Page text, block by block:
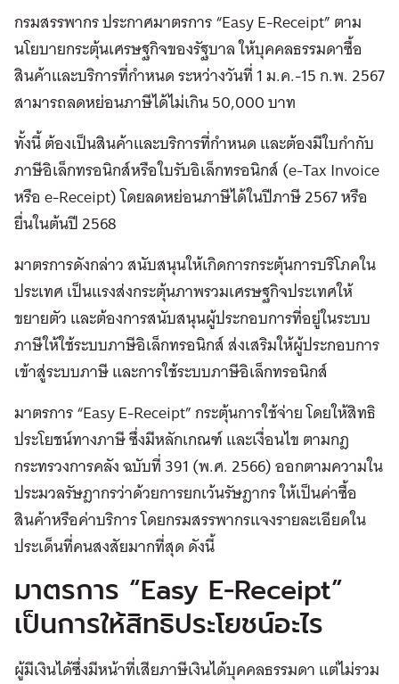
กรมสรรพากร ประกาศมาตรการ “Easy E-Receipt” ตาม
นโยบายกระตุ้นเศรษฐกิจของรัฐบาล ให้บุคคลธรรมดาซื้อ
สินค้าและบริการที่กำหนด ระหว่างวันที่ 1 ม.ค.-15 ก.พ. 2567
สามารถลดหย่อนภาษีได้ไม่เกิน 50,000 บาท
ทั้งนี้ ต้องเป็นสินค้าและบริการที่กำหนด และต้องมีใบกำกับ
ภาษีอิเล็กทรอนิกส์หรือใบรับอิเล็กทรอนิกส์ (e-Tax Invoice
หรือ e-Receipt) โดยลดหย่อนภาษีได้ในปีภาษี 2567 หรือ
ยื่นในต้นปี 2568
มาตรการดังกล่าว สนับสนุนให้เกิดการกระตุ้นการบริโภคใน
ประเทศ เป็นแรงส่งกระตุ้นภาพรวมเศรษฐกิจประเทศให้
ขยายตัว และต้องการสนับสนุนผู้ประกอบการที่อยู่ในระบบ
ภาษีให้ใช้ระบบภาษีอิเล็กทรอนิกส์ ส่งเสริมให้ผู้ประกอบการ
เข้าสู่ระบบภาษี และการใช้ระบบภาษีอิเล็กทรอนิกส์
มาตรการ “Easy E-Receipt” กระตุ้นการใช้จ่าย โดยให้สิทธิ
ประโยชน์ทางภาษี ซึ่งมีหลักเกณฑ์ และเงื่อนไข ตามกฎ
กระทรวงการคลัง ฉบับที่ 391 (พ.ศ. 2566) ออกตามความใน
ประมวลรัษฎากรว่าด้วยการยกเว้นรัษฎากร ให้เป็นค่าซื้อ
สินค้าหรือค่าบริการ โดยกรมสรรพากรแจงรายละเอียดใน
ประเด็นที่คนสงสัยมากที่สุด ดังนี้
มาตรการ “Easy E-Receipt”
เป็นการให้สิทธิประโยชน์อะไร
ผู้มีเงินได้ซึ่งมีหน้าที่เสียภาษีเงินได้บุคคลธรรมดา แต่ไม่รวม